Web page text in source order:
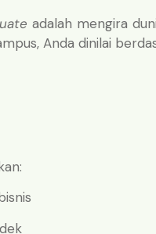
adalah mengira
Anda dinilai